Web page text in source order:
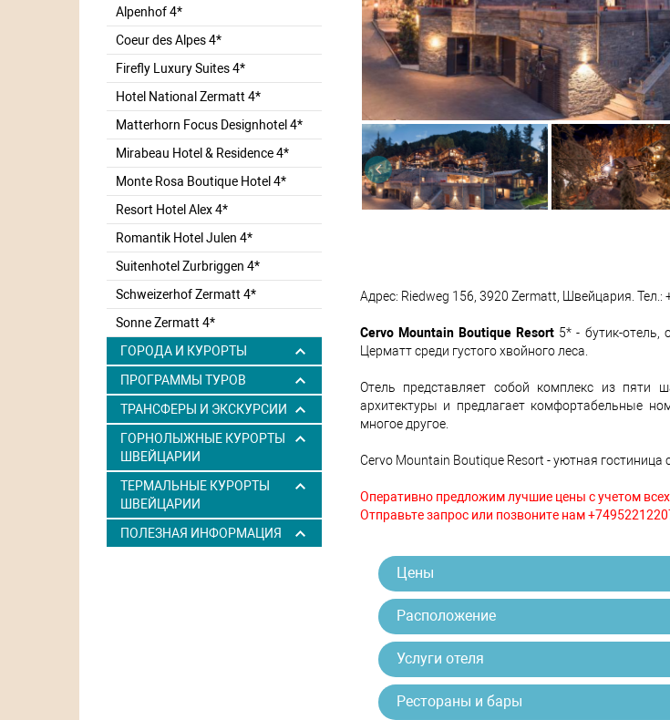
Alpenhof 4*
Coeur des Alpes 4*
Firefly Luxury Suites 4*
Hotel National Zermatt 4*
Matterhorn Focus Designhotel 4*
Mirabeau Hotel & Residence 4*
Monte Rosa Boutique Hotel 4*
Resort Hotel Alex 4*
Romantik Hotel Julen 4*
Suitenhotel Zurbriggen 4*
Schweizerhof Zermatt 4*
Sonne Zermatt 4*
ГОРОДА И КУРОРТЫ
ПРОГРАММЫ ТУРОВ
ТРАНСФЕРЫ И ЭКСКУРСИИ
ГОРНОЛЫЖНЫЕ КУРОРТЫ
ШВЕЙЦАРИИ
ТЕРМАЛЬНЫЕ КУРОРТЫ
ШВЕЙЦАРИИ
ПОЛЕЗНАЯ ИНФОРМАЦИЯ
Адрес: Riedweg 156, 3920 Zermatt, Швейцария. Тел.:
Cervo Mountain Boutique Resort 5* - бутик-отель,
Церматт среди густого хвойного леса.
Отель представляет собой комплекс из пяти
архитектуры и предлагает комфортабельные
многое другое.
Cervo Mountain Boutique Resort - уютная
Оперативно предложим лучшие цены с учетом
Отправьте запрос или позвоните нам
Цены
Расположение
Услуги отеля
Рестораны и бары